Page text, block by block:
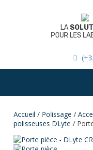
LA
POUR LES
Accueil / Polissage /
polisseuses DLyte /